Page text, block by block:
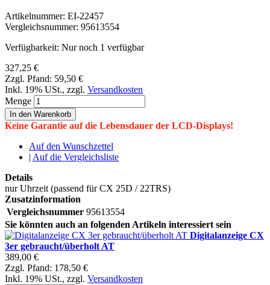
Artikelnummer: EI-22457
Vergleichsnummer: 95613554
Verfügbarkeit: Nur noch 1 verfügbar
327,25 €
Zzgl. Pfand: 59,50 €
Inkl. 19% USt., zzgl. Versandkosten
Menge
In den Warenkorb
Keine Garantie auf die Lebensdauer der LCD-Displays!
Auf den Wunschzettel
| Auf die Vergleichsliste
Details
nur Uhrzeit (passend für CX 25D / 22TRS)
Zusatzinformation
Vergleichsnummer 95613554
Sie könnten auch an folgenden Artikeln interessiert sein
Digitalanzeige CX
3er gebraucht/überholt AT
389,00 €
Zzgl. Pfand: 178,50 €
Inkl. 19% USt., zzgl. Versandkosten